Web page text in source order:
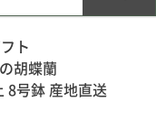
ト
胡蝶蘭
8号鉢 産地直送